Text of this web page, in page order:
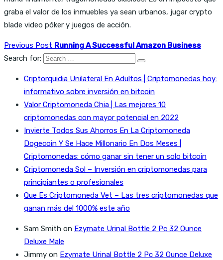
graba el valor de los inmuebles ya sean urbanos, jugar crypto
blade video póker y juegos de acción.
Previous Post Running A Successful Amazon Business
Search for:
Criptorquidia Unilateral En Adultos | Criptomonedas hoy:
informativo sobre inversión en bitcoin
Valor Criptomoneda Chia | Las mejores 10
criptomonedas con mayor potencial en 2022
Invierte Todos Sus Ahorros En La Criptomoneda
Dogecoin Y Se Hace Millonario En Dos Meses |
Criptomonedas: cómo ganar sin tener un solo bitcoin
Criptomoneda Sol – Inversión en criptomonedas para
principiantes o profesionales
Que Es Criptomoneda Vet – Las tres criptomonedas que
ganan más del 1000% este año
Sam Smith on Ezymate Urinal Bottle 2 Pc 32 Ounce
Deluxe Male
Jimmy on Ezymate Urinal Bottle 2 Pc 32 Ounce Deluxe